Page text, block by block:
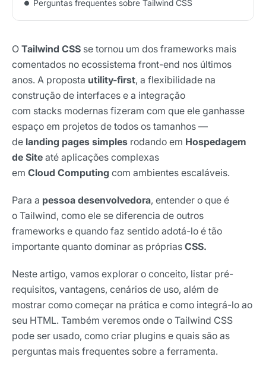
Perguntas frequentes sobre Tailwind CSS
O Tailwind CSS se tornou um dos frameworks mais
comentados no ecossistema front-end nos últimos
anos. A proposta utility-first, a flexibilidade na
construção de interfaces e a integração
com stacks modernas fizeram com que ele ganhasse
espaço em projetos de todos os tamanhos —
de landing pages simples rodando em Hospedagem
de Site até aplicações complexas
em Cloud Computing com ambientes escaláveis.
Para a pessoa desenvolvedora, entender o que é
o Tailwind, como ele se diferencia de outros
frameworks e quando faz sentido adotá-lo é tão
importante quanto dominar as próprias CSS.
Neste artigo, vamos explorar o conceito, listar pré-
requisitos, vantagens, cenários de uso, além de
mostrar como começar na prática e como integrá-lo ao
seu HTML. Também veremos onde o Tailwind CSS
pode ser usado, como criar plugins e quais são as
perguntas mais frequentes sobre a ferramenta.